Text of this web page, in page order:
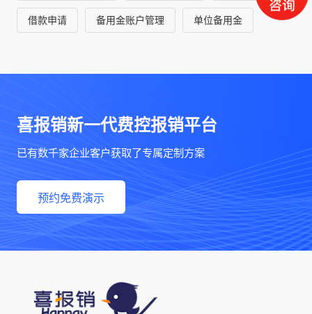
借款申请 备用金账户管理 单位备用金
喜报销新一代费控报销平台
已有数千家企业客户获取了专属定制方案
预约免费演示